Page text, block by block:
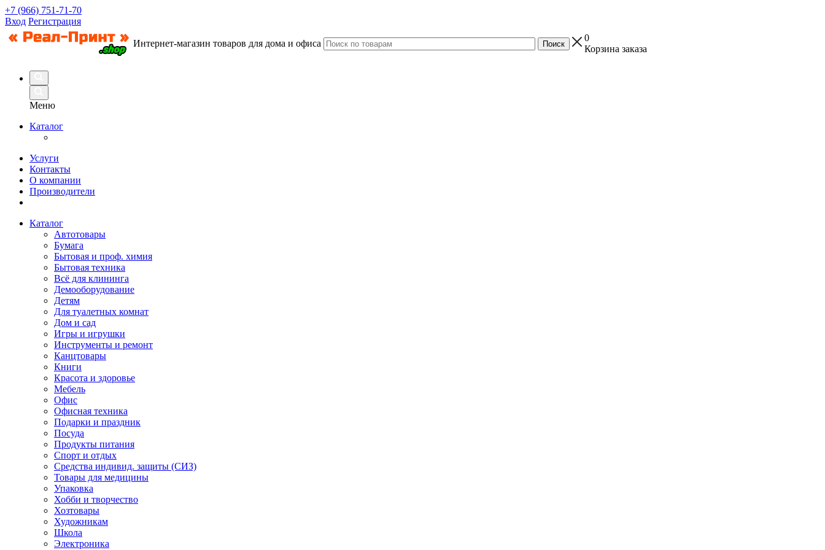
+7 (966) 751-71-70
Вход Регистрация
Интернет-магазин товаров для дома и офиса
0
Корзина заказа
Меню
Каталог
Услуги
Контакты
О компании
Производители
Каталог
Автотовары
Бумага
Бытовая и проф. химия
Бытовая техника
Всё для клининга
Демооборудование
Детям
Для туалетных комнат
Дом и сад
Игры и игрушки
Инструменты и ремонт
Канцтовары
Книги
Красота и здоровье
Мебель
Офис
Офисная техника
Подарки и праздник
Посуда
Продукты питания
Спорт и отдых
Средства индивид. защиты (СИЗ)
Товары для медицины
Упаковка
Хобби и творчество
Хозтовары
Художникам
Школа
Электроника